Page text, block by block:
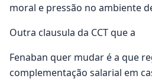
moral e pressão no ambiente
Outra clausula da CCT que a
Fenaban quer mudar é a que
complementação salarial em